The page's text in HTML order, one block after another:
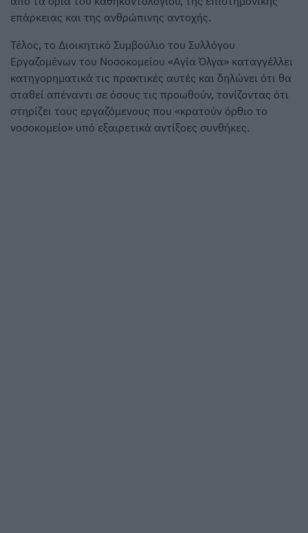
επάρκειας και της ανθρώπινης αντοχής.
Τέλος, το Διοικητικό Συμβούλιο του Συλλόγου
Εργαζομένων του Νοσοκομείου «Αγία Όλγα» καταγγέλλει
κατηγορηματικά τις πρακτικές αυτές και δηλώνει ότι θα
σταθεί απέναντι σε όσους τις προωθούν, τονίζοντας ότι
στηρίζει τους εργαζόμενους που «κρατούν όρθιο το
νοσοκομείο» υπό εξαιρετικά αντίξοες συνθήκες.